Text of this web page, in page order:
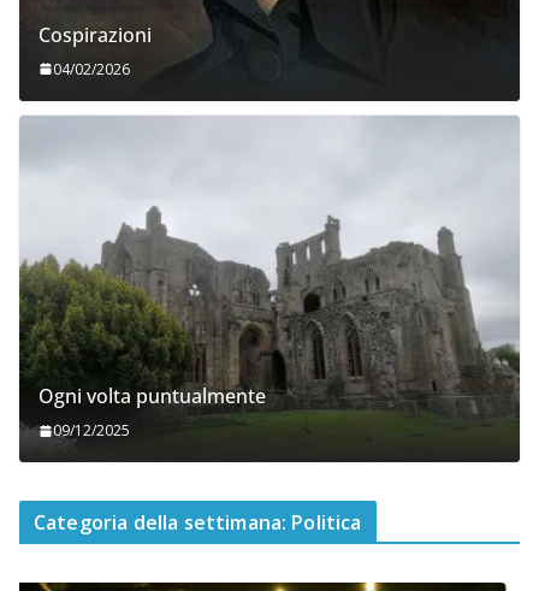
Cospirazioni
04/02/2026
Ogni volta puntualmente
09/12/2025
Categoria della settimana: Politica